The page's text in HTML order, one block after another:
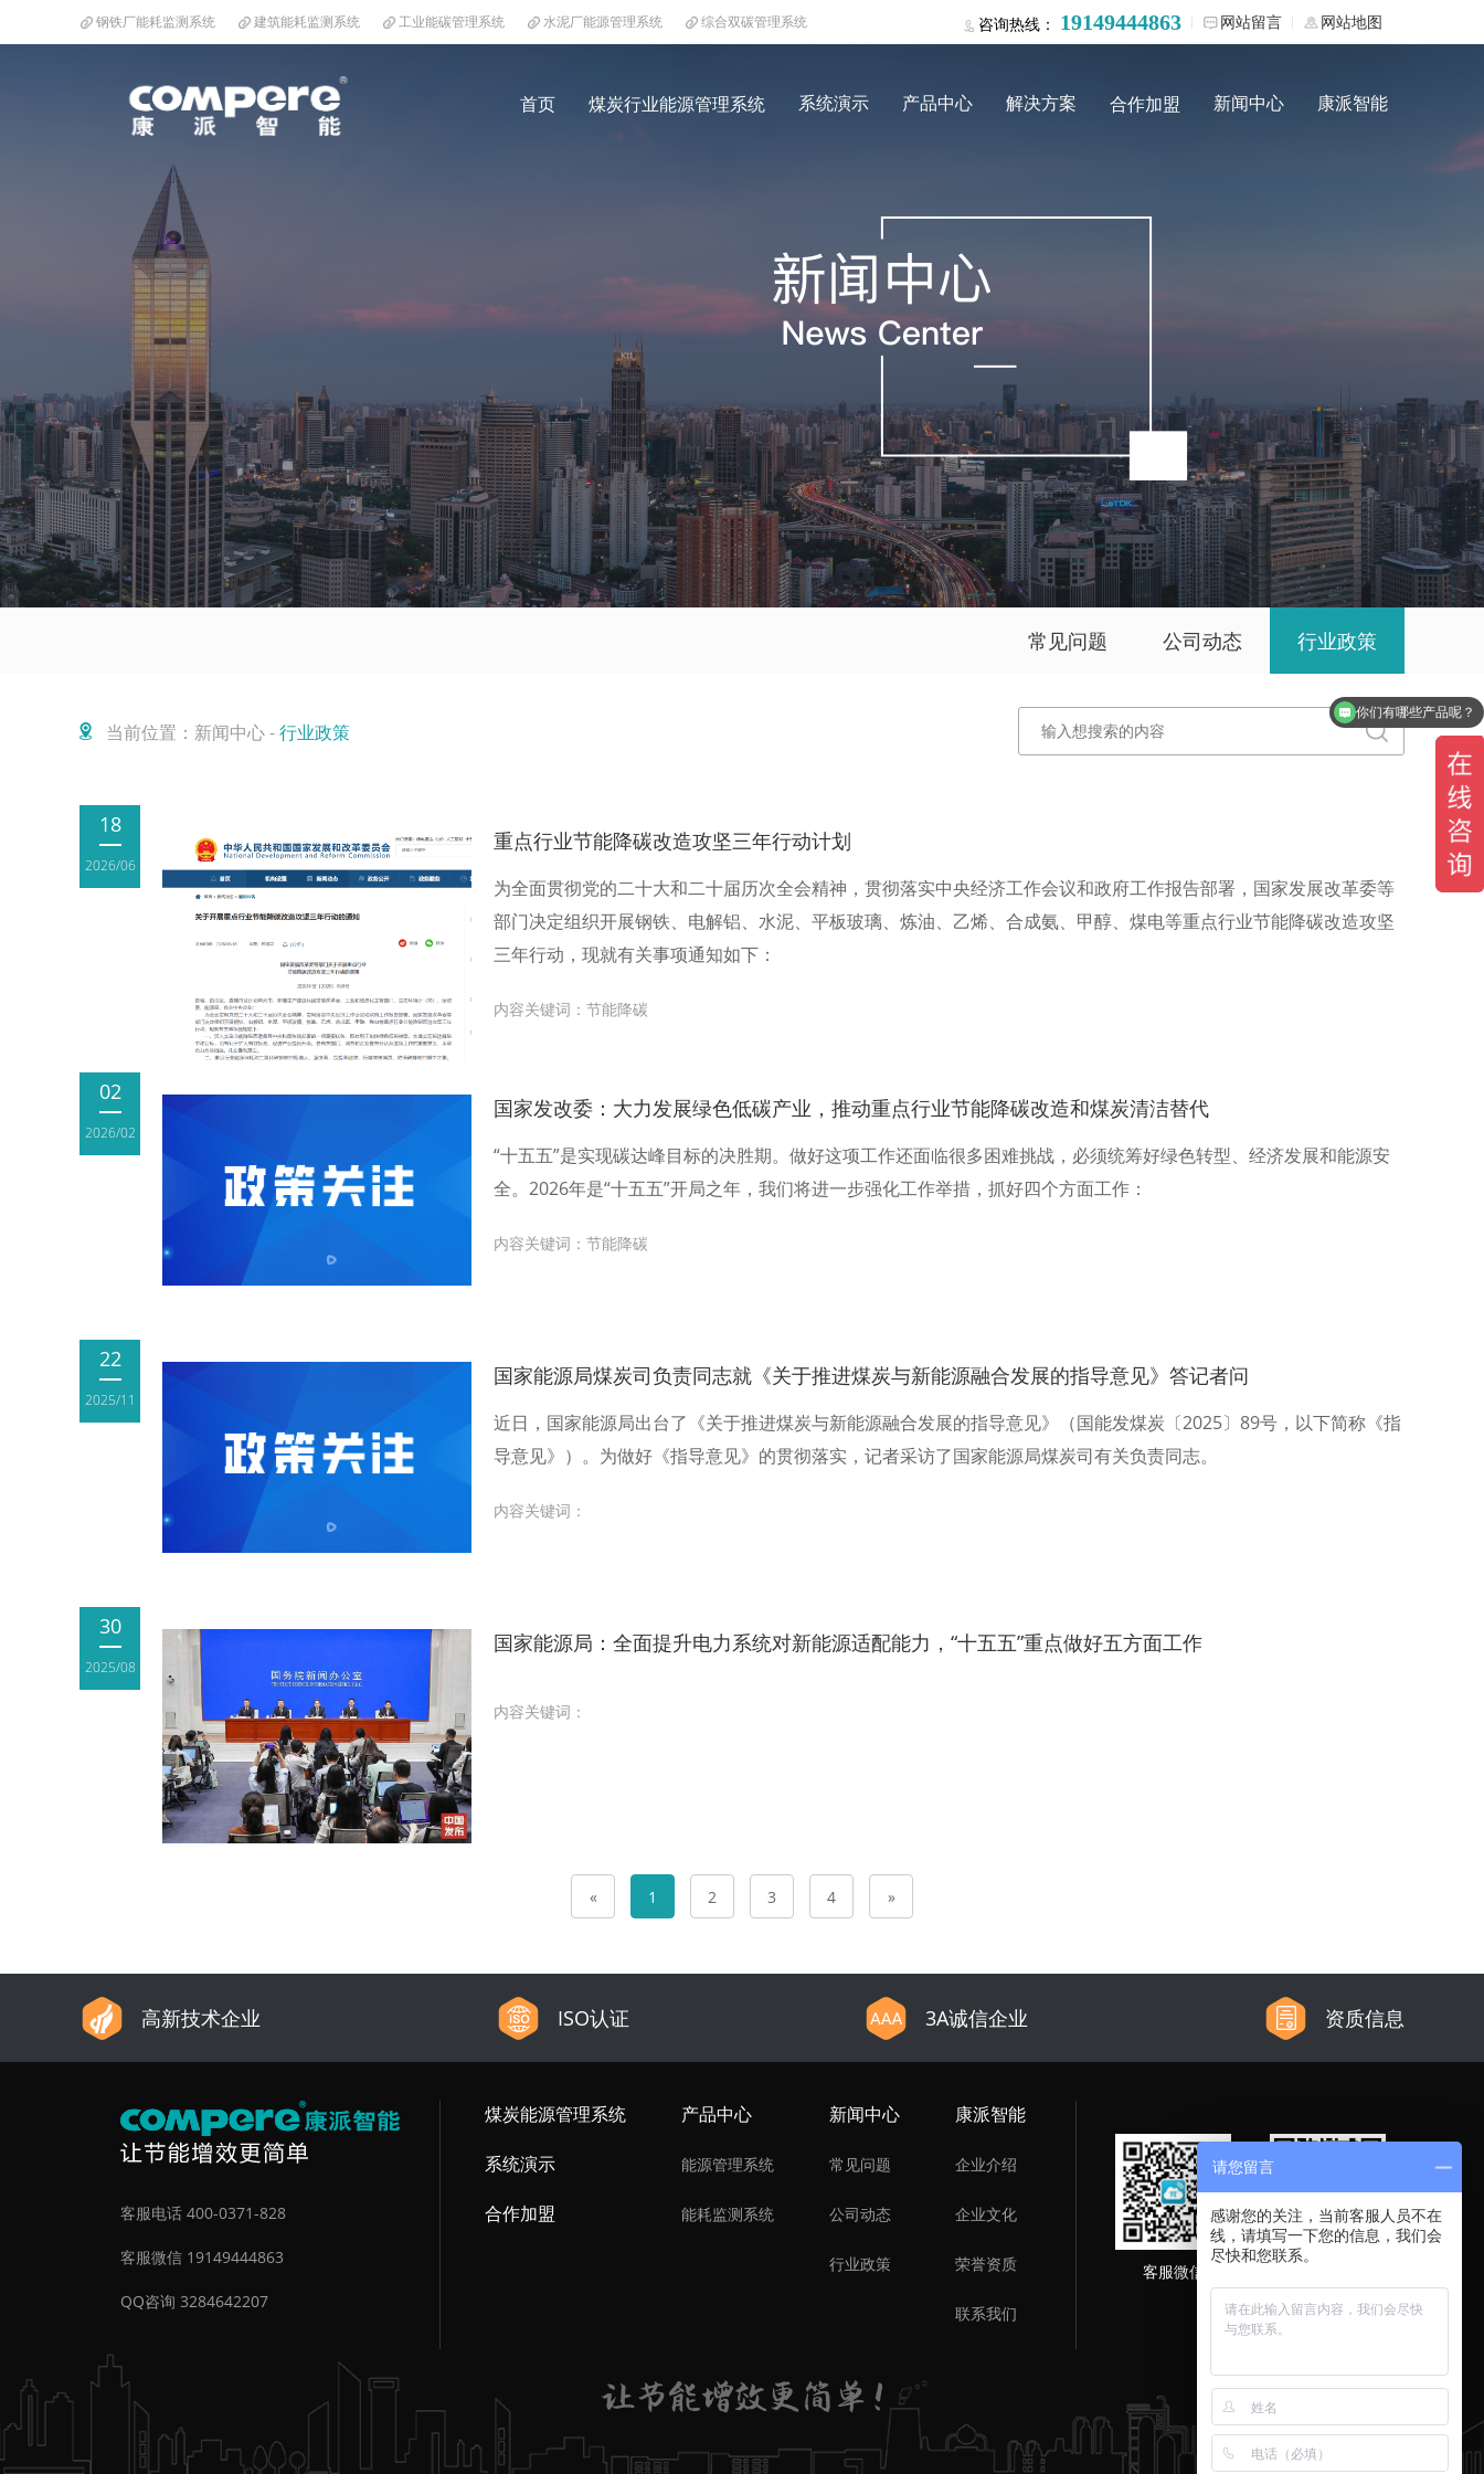
钢铁厂能耗监测系统 建筑能耗监测系统 工业能碳管理系统 水泥厂能源管理系统 综合双碳管理系统 咨询热线： 19149444863 网站留言 网站地图
首页 煤炭行业能源管理系统 系统演示 产品中心 解决方案 合作加盟 新闻中心 康派智能
常见问题 公司动态 行业政策
当前位置：新闻中心 -行业政策
18
2026/06
重点行业节能降碳改造攻坚三年行动计划
为全面贯彻党的二十大和二十届历次全会精神，贯彻落实中央经济工作会议和政府工作报告部署，国家发展改革委等
部门决定组织开展钢铁、电解铝、水泥、平板玻璃、炼油、乙烯、合成氨、甲醇、煤电等重点行业节能降碳改造攻坚
三年行动，现就有关事项通知如下：
内容关键词：节能降碳
02
2026/02
国家发改委：大力发展绿色低碳产业，推动重点行业节能降碳改造和煤炭清洁替代
“十五五”是实现碳达峰目标的决胜期。做好这项工作还面临很多困难挑战，必须统筹好绿色转型、经济发展和能源安
全。2026年是“十五五”开局之年，我们将进一步强化工作举措，抓好四个方面工作：
内容关键词：节能降碳
22
2025/11
国家能源局煤炭司负责同志就《关于推进煤炭与新能源融合发展的指导意见》答记者问
近日，国家能源局出台了《关于推进煤炭与新能源融合发展的指导意见》（国能发煤炭〔2025〕89号，以下简称《指
导意见》）。为做好《指导意见》的贯彻落实，记者采访了国家能源局煤炭司有关负责同志。
内容关键词：
30
2025/08
国家能源局：全面提升电力系统对新能源适配能力，“十五五”重点做好五方面工作
内容关键词：
« 1 2 3 4 »
高新技术企业 ISO认证 3A诚信企业 资质信息
客服电话 400-0371-828
客服微信 19149444863
QQ咨询 3284642207
煤炭能源管理系统
系统演示
合作加盟
产品中心
能源管理系统
能耗监测系统
新闻中心
常见问题
公司动态
行业政策
康派智能
企业介绍
企业文化
荣誉资质
联系我们
客服微信
你们有哪些产品呢？
请您留言
感谢您的关注，当前客服人员不在
线，请填写一下您的信息，我们会
尽快和您联系。